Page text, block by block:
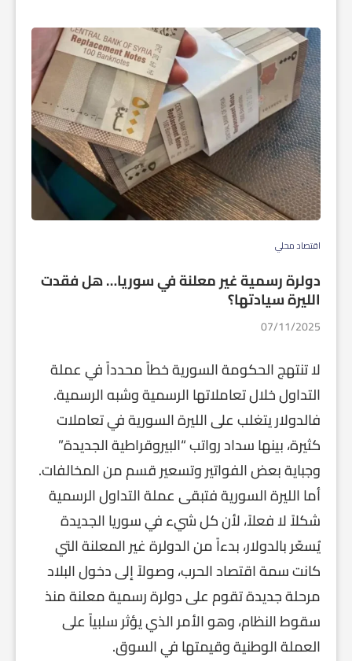
اقتصاد محلي
دولرة رسمية غير معلنة في سوريا… هل فقدت
الليرة سيادتها؟
07/11/2025
لا تنتهج الحكومة السورية خطاً محدداً في عملة
التداول خلال تعاملاتها الرسمية وشبه الرسمية.
فالدولار يتغلب على الليرة السورية في تعاملات
كثيرة، بينها سداد رواتب “البيروقراطية الجديدة”
وجباية بعض الفواتير وتسعير قسم من المخالفات.
أما الليرة السورية فتبقى عملة التداول الرسمية
شكلاً لا فعلاً، لأن كل شيء في سوريا الجديدة
يُسعّر بالدولار، بدءاً من الدولرة غير المعلنة التي
كانت سمة اقتصاد الحرب، وصولاً إلى دخول البلاد
مرحلة جديدة تقوم على دولرة رسمية معلنة منذ
سقوط النظام، وهو الأمر الذي يؤثر سلبياً على
العملة الوطنية وقيمتها في السوق.